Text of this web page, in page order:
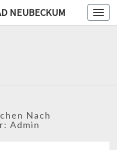
NEUBECKUM
Nach
Admin